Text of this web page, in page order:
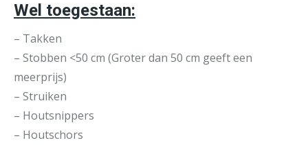
Wel toegestaan:
– Takken
– Stobben <50 cm (Groter dan 50 cm geeft een
meerprijs)
– Struiken
– Houtsnippers
– Houtschors